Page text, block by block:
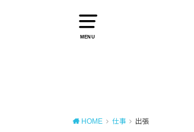
MENU
HOME 仕事 出張